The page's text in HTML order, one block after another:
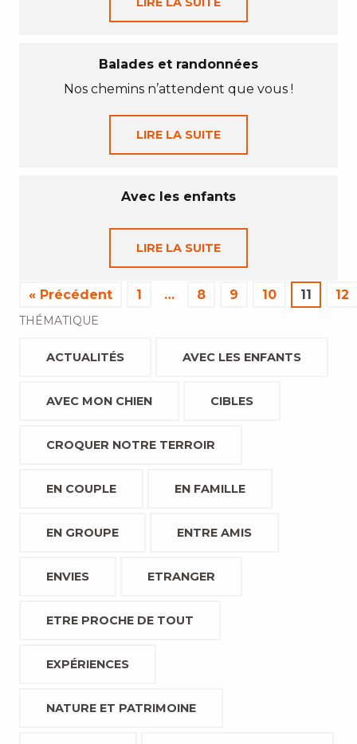
Balades et randonnées
Nos chemins n’attendent que vous !
LIRE LA SUITE
Avec les enfants
LIRE LA SUITE
« Précédent 1 … 8 9 10 11 12
THÉMATIQUE
ACTUALITÉS AVEC LES ENFANTS
AVEC MON CHIEN CIBLES
CROQUER NOTRE TERROIR
EN COUPLE EN FAMILLE
EN GROUPE ENTRE AMIS
ENVIES ETRANGER
ETRE PROCHE DE TOUT
EXPÉRIENCES
NATURE ET PATRIMOINE